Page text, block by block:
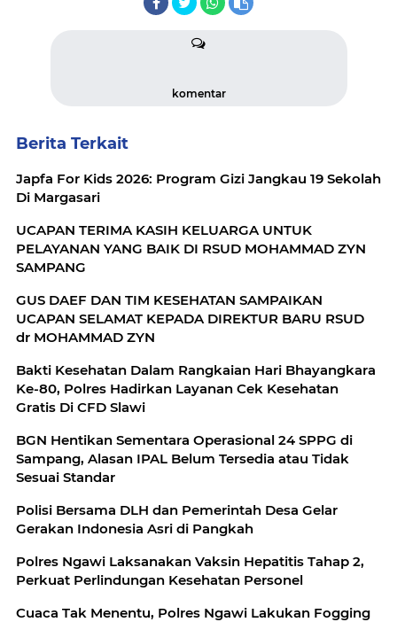
komentar
Berita Terkait
Japfa For Kids 2026: Program Gizi Jangkau 19 Sekolah
Di Margasari
UCAPAN TERIMA KASIH KELUARGA UNTUK
PELAYANAN YANG BAIK DI RSUD MOHAMMAD ZYN
SAMPANG
GUS DAEF DAN TIM KESEHATAN SAMPAIKAN
UCAPAN SELAMAT KEPADA DIREKTUR BARU RSUD
dr MOHAMMAD ZYN
Bakti Kesehatan Dalam Rangkaian Hari Bhayangkara
Ke-80, Polres Hadirkan Layanan Cek Kesehatan
Gratis Di CFD Slawi
BGN Hentikan Sementara Operasional 24 SPPG di
Sampang, Alasan IPAL Belum Tersedia atau Tidak
Sesuai Standar
Polisi Bersama DLH dan Pemerintah Desa Gelar
Gerakan Indonesia Asri di Pangkah
Polres Ngawi Laksanakan Vaksin Hepatitis Tahap 2,
Perkuat Perlindungan Kesehatan Personel
Cuaca Tak Menentu, Polres Ngawi Lakukan Fogging